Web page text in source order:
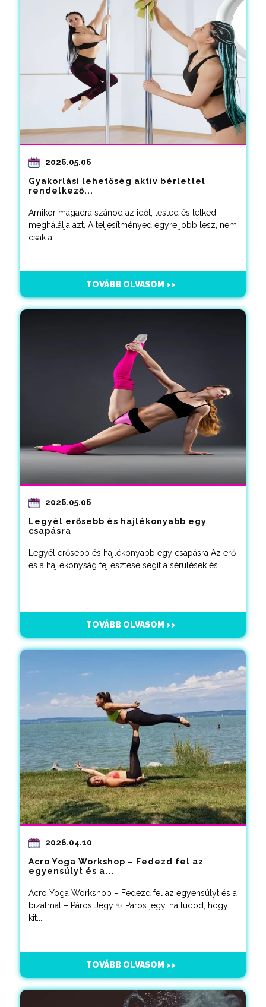
2026.05.06
Gyakorlási lehetőség aktív bérlettel
rendelkező...
Amikor magadra szánod az időt, tested és lelked
meghálálja azt. A teljesítményed egyre jobb lesz, nem
csak a...
TOVÁBB OLVASOM >>
2026.05.06
Legyél erősebb és hajlékonyabb egy
csapásra
Legyél erősebb és hajlékonyabb egy csapásra Az erő
és a hajlékonyság fejlesztése segít a sérülések és...
TOVÁBB OLVASOM >>
2026.04.10
Acro Yoga Workshop – Fedezd fel az
egyensúlyt és a...
Acro Yoga Workshop – Fedezd fel az egyensúlyt és a
bizalmat – Páros Jegy ✨ Páros jegy, ha tudod, hogy
kit...
TOVÁBB OLVASOM >>